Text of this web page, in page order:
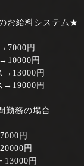
お給料システム★
円
円
→13000円
→19000円
勤務の場合
円
円
13000円